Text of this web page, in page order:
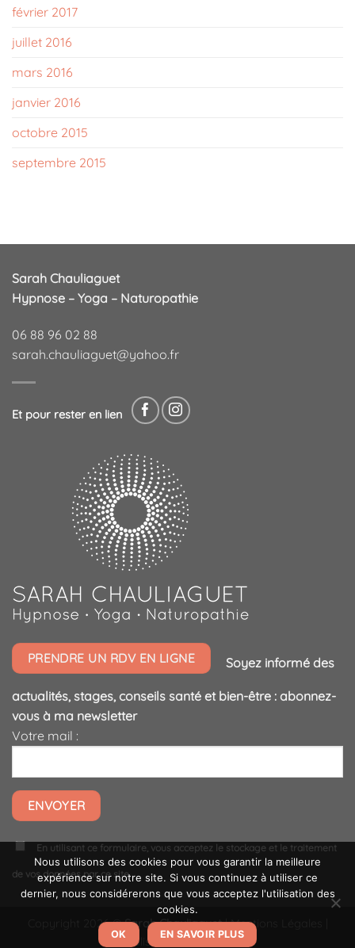
février 2017
juillet 2016
mars 2016
janvier 2016
octobre 2015
septembre 2015
Sarah Chauliaguet
Hypnose – Yoga – Naturopathie
06 88 96 02 88
sarah.chauliaguet@yahoo.fr
Et pour rester en lien
PRENDRE UN RDV EN LIGNE Soyez informé des
actualités, stages, conseils santé et bien-être : abonnez-
vous à ma newsletter
Votre mail :
En utilisant ce formulaire, vous acceptez le stockage et le traitement
de vos données par ce site.
Copyright 2026 ©Sarah Chauliaguet|Mentions Légales
Réalisation Toile bleue
Nous utilisons des cookies pour vous garantir la meilleure
expérience sur notre site. Si vous continuez à utiliser ce
dernier, nous considérerons que vous acceptez l'utilisation des
cookies.
OK EN SAVOIR PLUS